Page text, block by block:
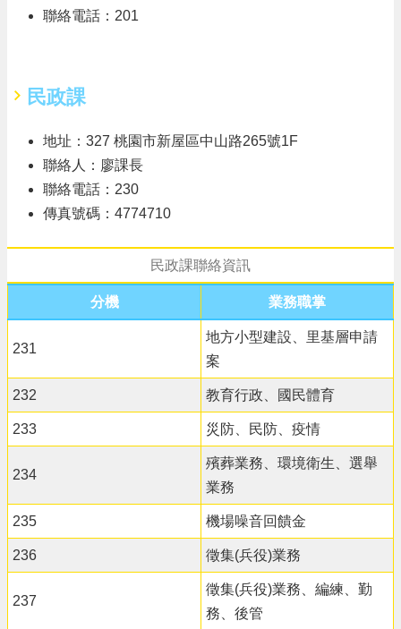
策
站
全
策
聯絡電話：201
民政課
地址：327 桃園市新屋區中山路265號1F
聯絡人：廖課長
聯絡電話：230
傳真號碼：4774710
民政課聯絡資訊
分機 業務職掌
231
地方小型建設、里基層申請
案
232 教育行政、國民體育
233 災防、民防、疫情
234
殯葬業務、環境衛生、選舉
業務
235 機場噪音回饋金
236 徵集(兵役)業務
237
徵集(兵役)業務、編練、勤
務、後管